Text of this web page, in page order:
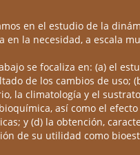
en el estudio de la
en la necesidad, a escala
se focaliza en: (a) el
de los cambios de uso;
la climatología y el
así como el
y (d) la obtención,
de su utilidad como